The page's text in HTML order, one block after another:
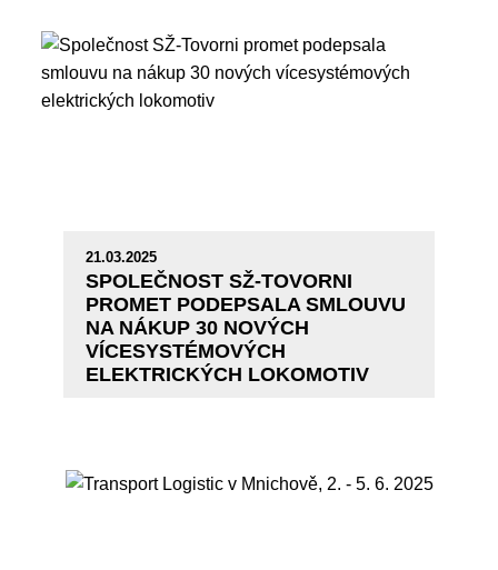
21.03.2025
SPOLEČNOST SŽ-TOVORNI
PROMET PODEPSALA SMLOUVU
NA NÁKUP 30 NOVÝCH
VÍCESYSTÉMOVÝCH
ELEKTRICKÝCH LOKOMOTIV